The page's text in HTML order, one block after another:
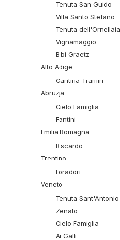
Tenuta San Guido
Villa Santo Stefano
Tenuta dell'Ornellaia
Vignamaggio
Bibi Graetz
Alto Adige
Cantina Tramin
Abruzja
Cielo Famiglia
Fantini
Emilia Romagna
Biscardo
Trentino
Foradori
Veneto
Tenuta Sant'Antonio
Zenato
Cielo Famiglia
Ai Galli